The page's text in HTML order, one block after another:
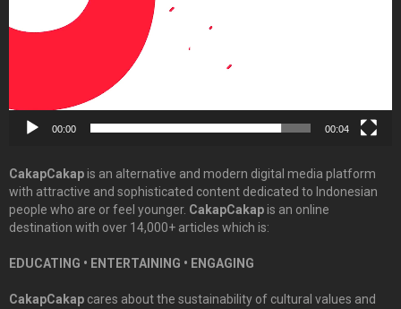
00:00 00:04
CakapCakapis an alternative and modern digital media platform
with attractive and sophisticated content dedicated to Indonesian
people who are or feel younger. CakapCakapis an online
destination with over 14,000+ articles which is:
EDUCATING • ENTERTAINING • ENGAGING
CakapCakap cares about the sustainability of cultural values and